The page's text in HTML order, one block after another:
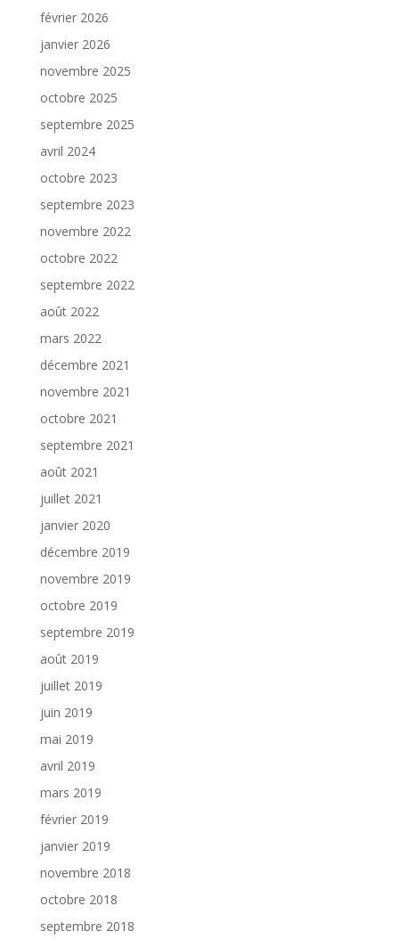
février 2026
janvier 2026
novembre 2025
octobre 2025
septembre 2025
avril 2024
octobre 2023
septembre 2023
novembre 2022
octobre 2022
septembre 2022
août 2022
mars 2022
décembre 2021
novembre 2021
octobre 2021
septembre 2021
août 2021
juillet 2021
janvier 2020
décembre 2019
novembre 2019
octobre 2019
septembre 2019
août 2019
juillet 2019
juin 2019
mai 2019
avril 2019
mars 2019
février 2019
janvier 2019
novembre 2018
octobre 2018
septembre 2018